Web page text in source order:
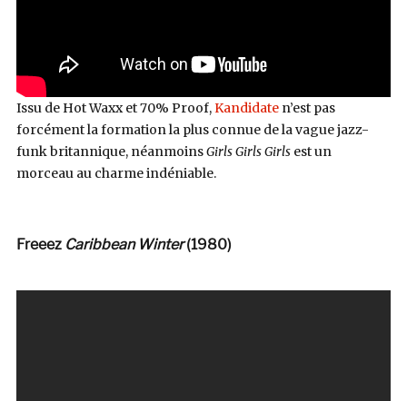
Issu de Hot Waxx et 70% Proof,Kandidaten’est pas
forcément la formation la plus connue de la vague jazz-
funk britannique, néanmoinsGirls Girls Girls est un
morceau au charme indéniable.
Freeez Caribbean Winter(1980)